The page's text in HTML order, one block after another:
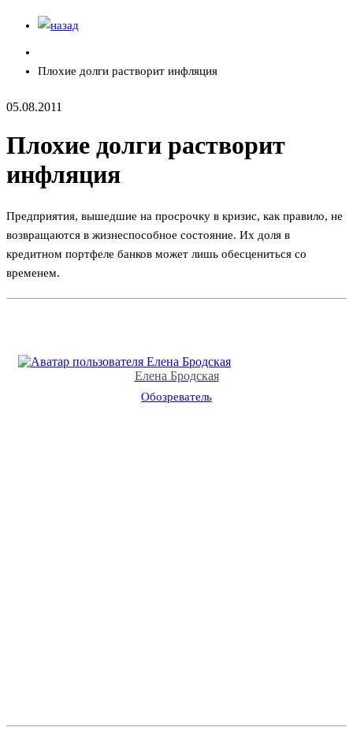
Плохие долги растворит инфляция
05.08.2011
Плохие долги растворит
инфляция
Предприятия, вышедшие на просрочку в кризис, как правило, не
возвращаются в жизнеспособное состояние. Их доля в
кредитном портфеле банков может лишь обесцениться со
временем.
Елена Бродская
Обозреватель